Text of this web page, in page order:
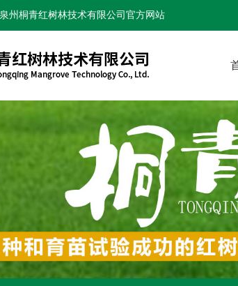
州桐青红树林技术有限公司官方网站